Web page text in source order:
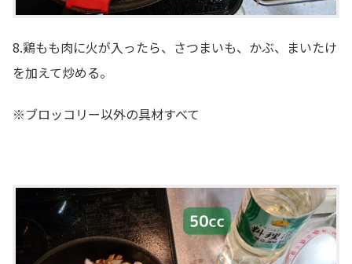
8.鶏もも肉に火が入ったら、さつまいも、かぶ、まいたけ
を加えて炒める。
※ブロッコリー以外の具材すべて